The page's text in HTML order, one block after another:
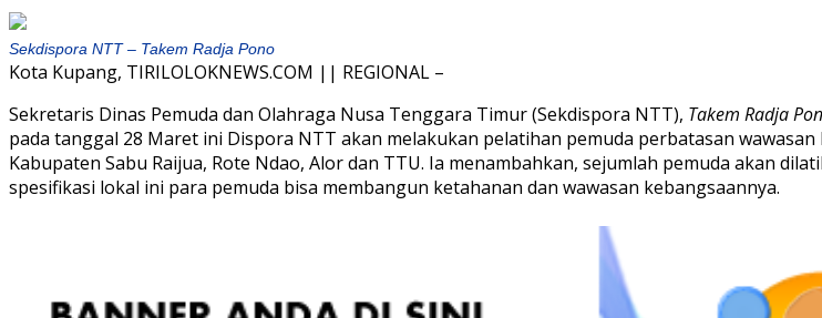
Sekdispora NTT – Takem Radja Pono
Kota Kupang, TIRILOLOKNEWS.COM || REGIONAL –
Sekretaris Dinas Pemuda dan Olahraga Nusa Tenggara Timur (Sekdispora NTT), Takem Radja
pada tanggal 28 Maret ini Dispora NTT akan melakukan pelatihan pemuda perbatasan
Kabupaten Sabu Raijua, Rote Ndao, Alor dan TTU. Ia menambahkan, sejumlah pemuda akan
spesifikasi lokal ini para pemuda bisa membangun ketahanan dan wawasan kebangsaannya.